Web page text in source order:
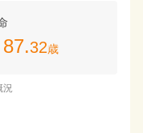
87.32歳
況